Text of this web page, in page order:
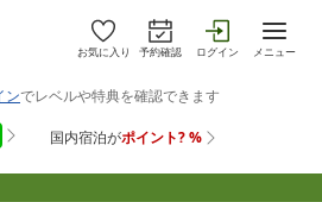
お気に入り 予約確認 ログイン メニュー